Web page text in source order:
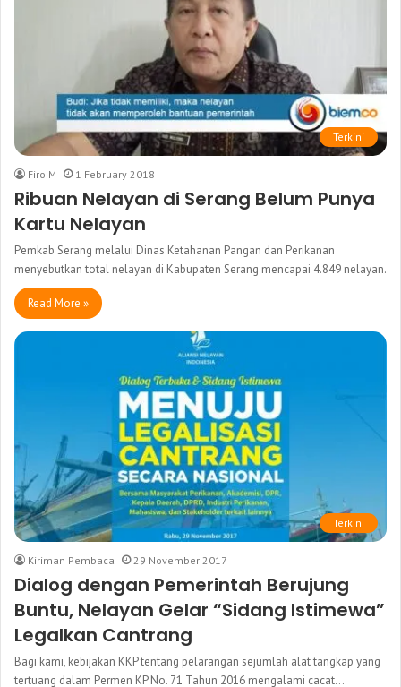
Terkini
Firo M 1 February 2018
Ribuan Nelayan di Serang Belum Punya
Kartu Nelayan
Pemkab Serang melalui Dinas Ketahanan Pangan dan Perikanan
menyebutkan total nelayan di Kabupaten Serang mencapai 4.849 nelayan.
Read More »
Terkini
Kiriman Pembaca 29 November 2017
Dialog dengan Pemerintah Berujung
Buntu, Nelayan Gelar “Sidang Istimewa”
Legalkan Cantrang
Bagi kami, kebijakan KKP tentang pelarangan sejumlah alat tangkap yang
tertuang dalam Permen KP No. 71 Tahun 2016 mengalami cacat…